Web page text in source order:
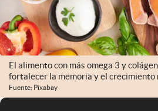
El alimento con más omega 3 y
fortalecer la memoria y el crecimiento
Fuente: Pixabay